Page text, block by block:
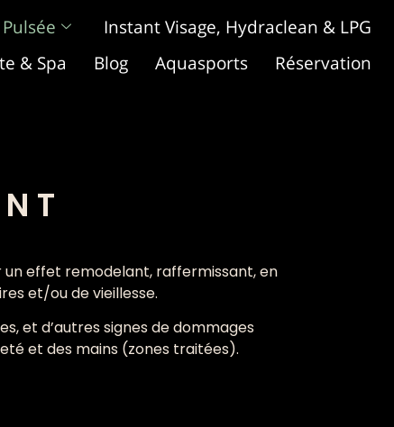
Instant Visage, Hydraclean & LPG
& Spa
Blog Aquasports Réservation
un effet remodelant, raffermissant, en
et/ou de vieillesse.
et d’autres signes de dommages
et des mains (zones traitées).